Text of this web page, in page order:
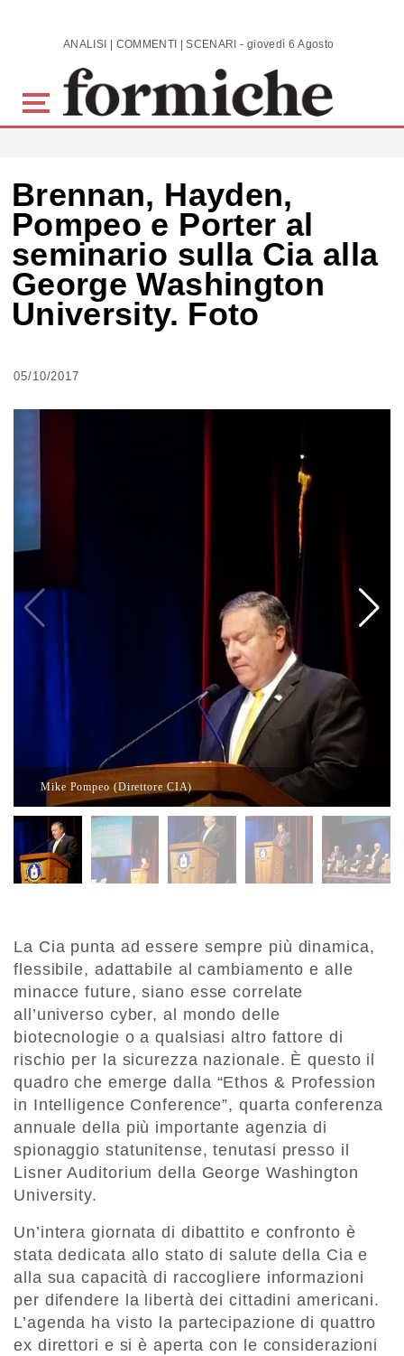
Skip to main content ANALISI | COMMENTI | SCENARI - giovedì 6 Agosto 2026
Brennan, Hayden,
Pompeo e Porter al
seminario sulla Cia alla
George Washington
University. Foto
05/10/2017
Mike Pompeo (Direttore CIA)
La Cia punta ad essere sempre più dinamica,
flessibile, adattabile al cambiamento e alle
minacce future, siano esse correlate
all’universo cyber, al mondo delle
biotecnologie o a qualsiasi altro fattore di
rischio per la sicurezza nazionale. È questo il
quadro che emerge dalla “Ethos & Profession
in Intelligence Conference”, quarta conferenza
annuale della più importante agenzia di
spionaggio statunitense, tenutasi presso il
Lisner Auditorium della George Washington
University.
Un’intera giornata di dibattito e confronto è
stata dedicata allo stato di salute della Cia e
alla sua capacità di raccogliere informazioni
per difendere la libertà dei cittadini americani.
L’agenda ha visto la partecipazione di quattro
ex direttori e si è aperta con le considerazioni